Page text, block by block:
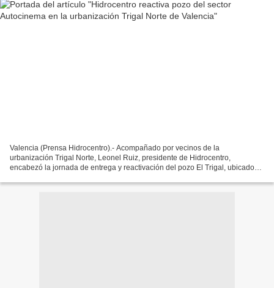
Valencia (Prensa Hidrocentro).- Acompañado por vecinos de la
urbanización Trigal Norte, Leonel Ruiz, presidente de Hidrocentro,
encabezó la jornada de entrega y reactivación del pozo El Trigal, ubicado